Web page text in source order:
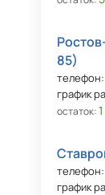
85)
телефон:
график
остаток:
телефон:
график